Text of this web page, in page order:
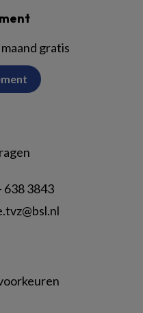
gratis
638 3843